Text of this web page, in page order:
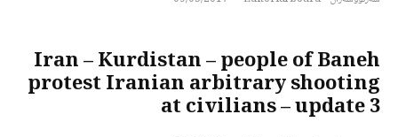
Iran – Kurdistan – people of Baneh
protest Iranian arbitrary shooting
at civilians – update 3